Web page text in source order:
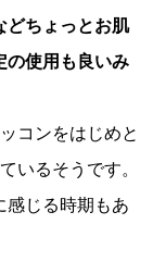
どちょっとお肌
の使用も良いみ
コンをはじめと
いるそうです。
感じる時期もあ